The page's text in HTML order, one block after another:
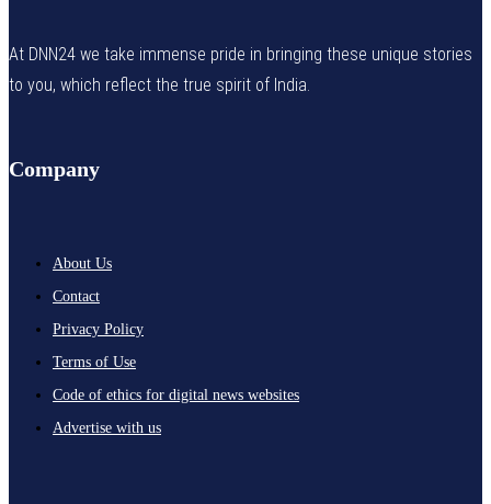
At DNN24 we take immense pride in bringing these unique stories
to you, which reflect the true spirit of India.
Company
About Us
Contact
Privacy Policy
Terms of Use
Code of ethics for digital news websites
Advertise with us